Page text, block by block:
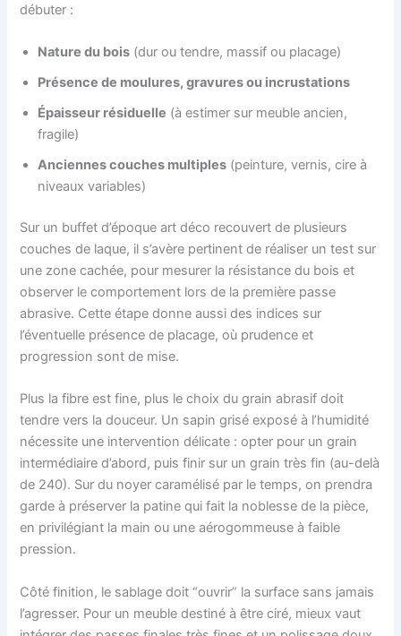
débuter :
Nature du bois (dur ou tendre, massif ou placage)
Présence de moulures, gravures ou incrustations
Épaisseur résiduelle (à estimer sur meuble ancien,
fragile)
Anciennes couches multiples (peinture, vernis, cire à
niveaux variables)
Sur un buffet d’époque art déco recouvert de plusieurs
couches de laque, il s’avère pertinent de réaliser un test sur
une zone cachée, pour mesurer la résistance du bois et
observer le comportement lors de la première passe
abrasive. Cette étape donne aussi des indices sur
l’éventuelle présence de placage, où prudence et
progression sont de mise.
Plus la fibre est fine, plus le choix du grain abrasif doit
tendre vers la douceur. Un sapin grisé exposé à l’humidité
nécessite une intervention délicate : opter pour un grain
intermédiaire d’abord, puis finir sur un grain très fin (au-delà
de 240). Sur du noyer caramélisé par le temps, on prendra
garde à préserver la patine qui fait la noblesse de la pièce,
en privilégiant la main ou une aérogommeuse à faible
pression.
Côté finition, le sablage doit “ouvrir” la surface sans jamais
l’agresser. Pour un meuble destiné à être ciré, mieux vaut